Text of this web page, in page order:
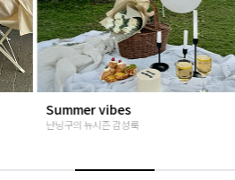
베스트재진행
고객님들이 인정해주신 Steady seller